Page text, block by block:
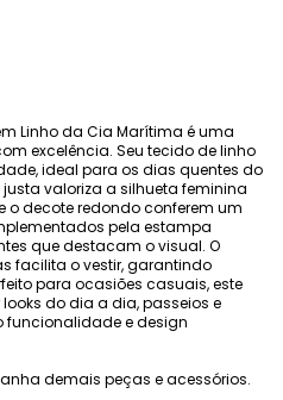
Linho da Cia Marítima é uma
excelência. Seu tecido de linho
ideal para os dias quentes do
valoriza a silhueta feminina
decote redondo conferem um
pela estampa
que destacam o visual. O
facilita o vestir, garantindo
para ocasiões casuais, este
do dia a dia, passeios e
funcionalidade e design
demais peças e acessórios.